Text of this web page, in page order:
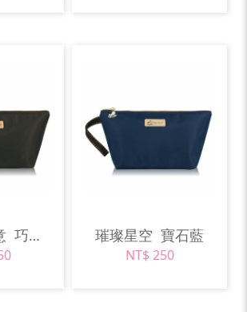
巧克力棕 璀璨星空 寶石藍
NT$ 250